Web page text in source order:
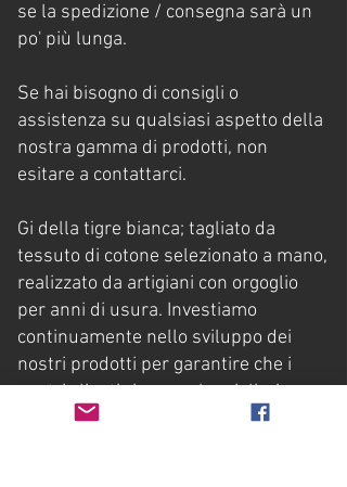
se la spedizione / consegna sarà un
po' più lunga.
Se hai bisogno di consigli o
assistenza su qualsiasi aspetto della
nostra gamma di prodotti, non
esitare a contattarci.
Gi della tigre bianca; tagliato da
tessuto di cotone selezionato a mano,
realizzato da artigiani con orgoglio
per anni di usura. Investiamo
continuamente nello sviluppo dei
nostri prodotti per garantire che i
nostri clienti ricevano le migliori
divise da karate gi disponibili.